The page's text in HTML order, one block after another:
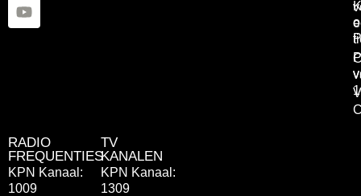
RADIO
FREQUENTIES
KPN Kanaal:
1009
TV
KANALEN
KPN Kanaal:
1309